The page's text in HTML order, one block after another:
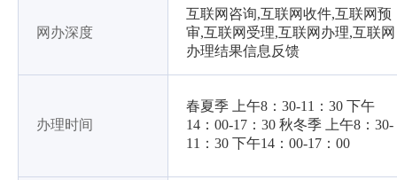
网办深度
互联网咨询,互联网收件,互联网预
审,互联网受理,互联网办理,互联网
办理结果信息反馈
办理时间
春夏季 上午8：30-11：30 下午
14：00-17：30 秋冬季 上午8：30-
11：30 下午14：00-17：00